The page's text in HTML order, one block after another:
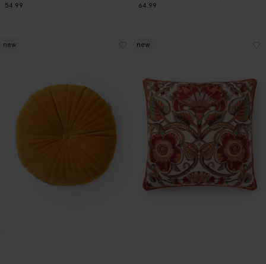
54.99
64.99
new new